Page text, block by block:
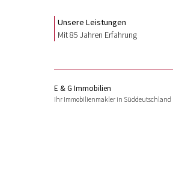
Unsere Leistungen
Mit 85 Jahren Erfahrung
E & G Immobilien
Ihr Immobilienmakler in Süddeutschland